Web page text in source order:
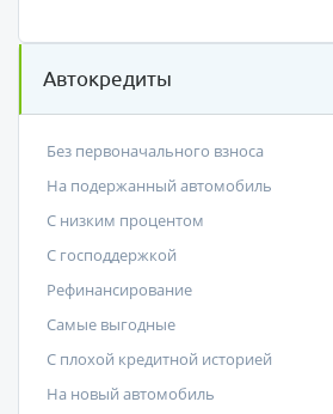
Автокредиты
Без первоначального взноса
На подержанный автомобиль
С низким процентом
C господдержкой
Рефинансирование
Самые выгодные
С плохой кредитной историей
На новый автомобиль